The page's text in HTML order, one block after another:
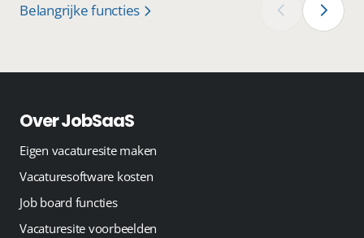
Belangrijke functies ‹ ›
Over JobSaaS
Eigen vacaturesite maken
Vacaturesoftware kosten
Job board functies
Vacaturesite voorbeelden